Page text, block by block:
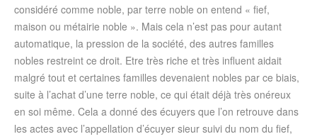
considéré comme noble, par terre noble on entend « fief,
maison ou métairie noble ». Mais cela n’est pas pour autant
automatique, la pression de la société, des autres familles
nobles restreint ce droit. Etre très riche et très influent aidait
malgré tout et certaines familles devenaient nobles par ce biais,
suite à l’achat d’une terre noble, ce qui était déjà très onéreux
en soi même. Cela a donné des écuyers que l’on retrouve dans
les actes avec l’appellation d’écuyer sieur suivi du nom du fief,